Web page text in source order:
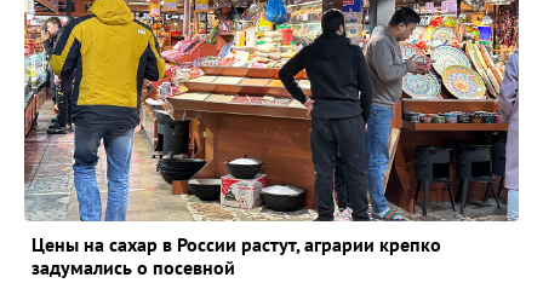
Цены на сахар в России растут, аграрии крепко
задумались о посевной